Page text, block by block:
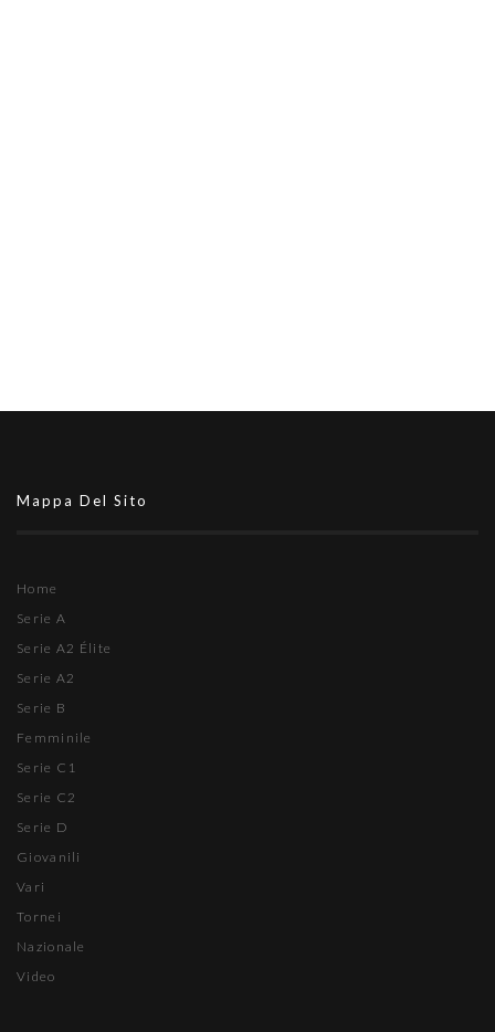
Mappa Del Sito
Home
Serie A
Serie A2 Élite
Serie A2
Serie B
Femminile
Serie C1
Serie C2
Serie D
Giovanili
Vari
Tornei
Nazionale
Video